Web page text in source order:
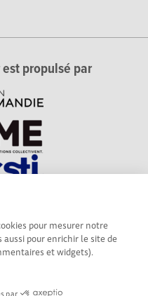
pour mesurer notre
pour enrichir le site de
et widgets).
par
propulsé par
en Normandie.
réseau Echosciences